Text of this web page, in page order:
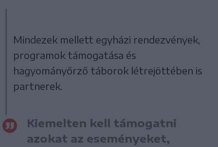
Mindezek mellett egyházi rendezvények,
programok támogatása és
hagyományőrző táborok létrejöttében is
partnerek.
Kiemelten kell támogatni
azokat az eseményeket,